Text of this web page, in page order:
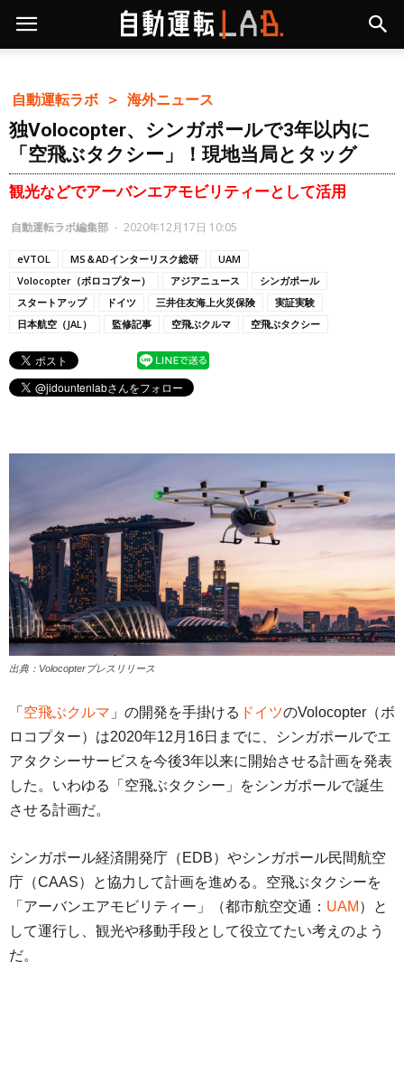
自動運転ラボ ＞ 海外ニュース
独Volocopter、シンガポールで3年以内に
「空飛ぶタクシー」！現地当局とタッグ
観光などでアーバンエアモビリティーとして活用
自動運転ラボ編集部 - 2020年12月17日 10:05
eVTOL MS＆ADインターリスク総研
UAM
Volocopter（ボロコプター）
アジアニュース
シンガポール
スタートアップ
ドイツ 三井住友海上火災保険
実証実験
日本航空（JAL）
監修記事 空飛ぶクルマ 空飛ぶタクシー
出典：Volocopterプレスリリース
「 空飛ぶクルマ 」の開発を手掛ける ドイツのVolocopter（ボ
ロコプター）は2020年12月16日までに、シンガポールでエ
アタクシーサービスを今後3年以来に開始させる計画を発表
した。いわゆる「空飛ぶタクシー」をシンガポールで誕生
させる計画だ。
シンガポール経済開発庁（EDB）やシンガポール民間航空
庁（CAAS）と協力して計画を進める。空飛ぶタクシーを
「アーバンエアモビリティー」（都市航空交通： UAM ）と
して運行し、観光や移動手段として役立てたい考えのよう
だ。